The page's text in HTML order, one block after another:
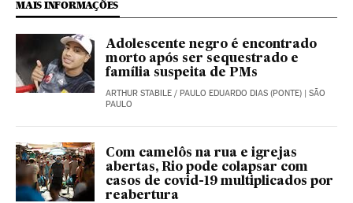
MAIS INFORMAÇÕES
Adolescente negro é encontrado
morto após ser sequestrado e
família suspeita de PMs
ARTHUR STABILE / PAULO EDUARDO DIAS (PONTE) | SÃO
PAULO
Com camelôs na rua e igrejas
abertas, Rio pode colapsar com
casos de covid-19 multiplicados por
reabertura